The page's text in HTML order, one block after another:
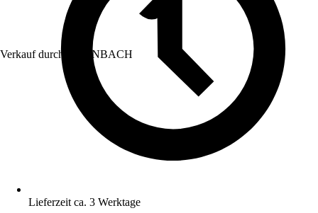
Verkauf durch: HORNBACH
Lieferzeit ca. 3 Werktage